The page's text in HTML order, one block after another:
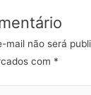
mail não será
com *